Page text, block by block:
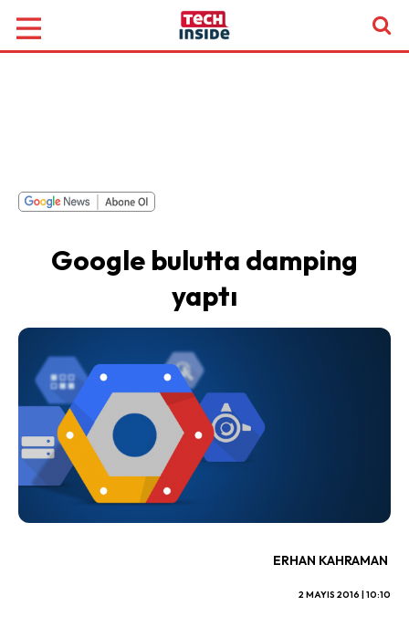
Google bulutta damping
yaptı
ERHAN KAHRAMAN
2 MAYIS 2016 | 10:10